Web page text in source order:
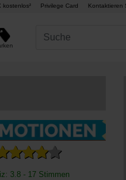
kostenlos² Privilege Card Kontaktieren
3.8 - 17 Stimmen